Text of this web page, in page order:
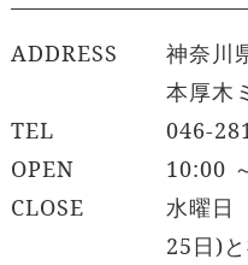
ADDRESS
神奈川
本厚木
TEL
046-
OPEN
10:00
CLOSE
水曜日
25日)